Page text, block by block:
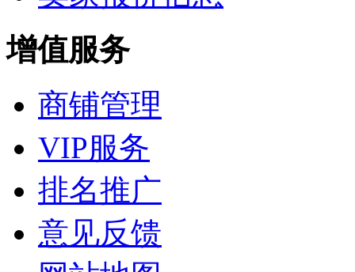
增值服务
商铺管理
VIP服务
排名推广
意见反馈